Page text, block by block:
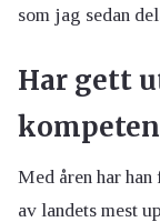
som jag sedan
Har gett
Med åren har
av landets mest